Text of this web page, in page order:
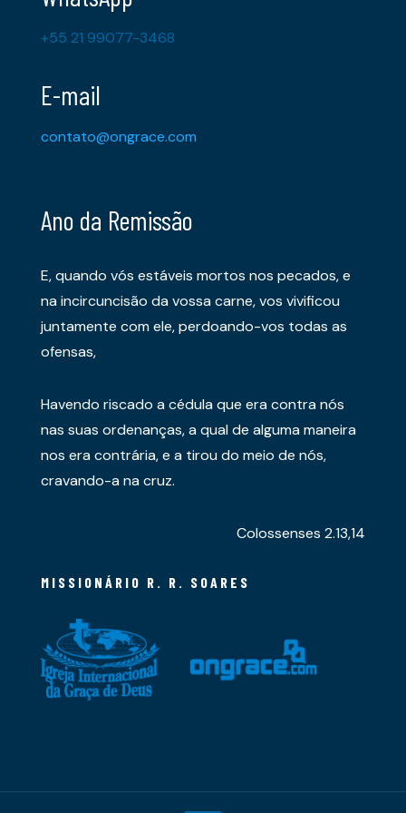
+55 21 99077-3468
E-mail
contato@ongrace.com
Ano da Remissão
E, quando vós estáveis mortos nos pecados, e
na incircuncisão da vossa carne, vos vivificou
juntamente com ele, perdoando-vos todas as
ofensas,
Havendo riscado a cédula que era contra nós
nas suas ordenanças, a qual de alguma maneira
nos era contrária, e a tirou do meio de nós,
cravando-a na cruz.
Colossenses 2.13,14
MISSIONÁRIO R. R. SOARES